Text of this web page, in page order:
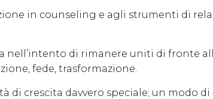
in counseling e agli strumenti di
nell’intento di rimanere uniti di fronte
fede, trasformazione.
crescita davvero speciale; un modo di